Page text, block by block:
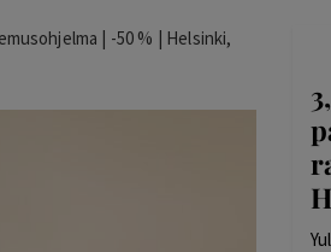
| -50 % | Helsinki,